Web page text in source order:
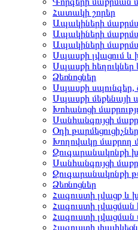
Հատակի շորեր
Ապակիների
Ապակիների
Ապակիների
Սպասքի լվացում և
Սպասքի հեղուկներ
Ձեռնոցներ
Սպասքի սպունգեր,
Սպասքի մեքենայի
Խոհանոցի
Սանհանգույցի
Օդի
Խողովակը մաքրող
Զուգարանակոնքի
Սանհանգույցի
Զուգարանակոնքի
Ձեռնոցներ
Հագուստի լվացք և
Հագուստի լվացման
Հագուստի լվացման
Հագուստի